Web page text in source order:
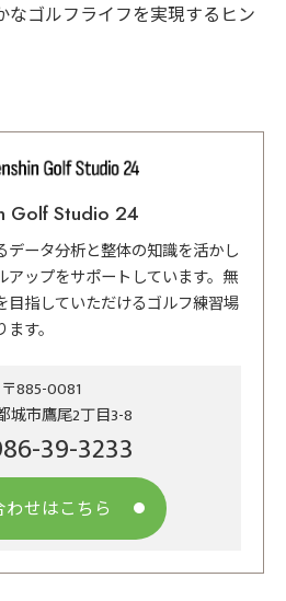
ゴルフライフを実現するヒン
Golf Studio 24
データ分析と整体の知識を活かし
アップをサポートしています。無
目指していただけるゴルフ練習場
す。
〒885-0081
城市鷹尾2丁目3-8
39-3233
わせはこちら